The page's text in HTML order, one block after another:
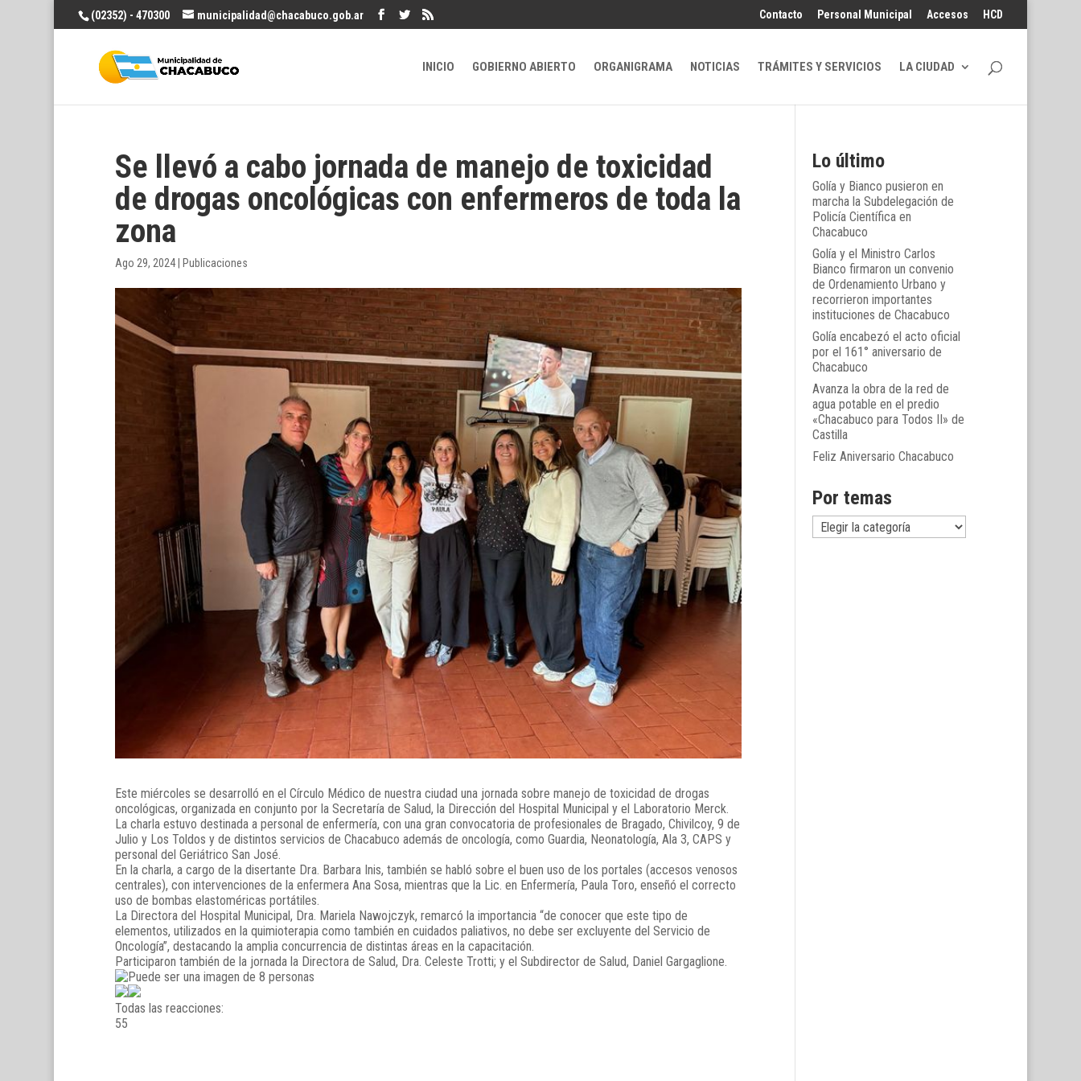
(02352) - 470300 municipalidad@chacabuco.gob.ar Contacto Personal Municipal Accesos HCD
INICIO GOBIERNO ABIERTO ORGANIGRAMA NOTICIAS TRÁMITES Y SERVICIOS LA CIUDAD
Se llevó a cabo jornada de manejo de toxicidad
de drogas oncológicas con enfermeros de toda la
zona
Ago 29, 2024| Publicaciones
Este miércoles se desarrolló en el Círculo Médico de nuestra ciudad una jornada sobre manejo de toxicidad de drogas
oncológicas, organizada en conjunto por la Secretaría de Salud, la Dirección del Hospital Municipal y el Laboratorio Merck.
La charla estuvo destinada a personal de enfermería, con una gran convocatoria de profesionales de Bragado, Chivilcoy, 9 de
Julio y Los Toldos y de distintos servicios de Chacabuco además de oncología, como Guardia, Neonatología, Ala 3, CAPS y
personal del Geriátrico San José.
En la charla, a cargo de la disertante Dra. Barbara Inis, también se habló sobre el buen uso de los portales (accesos venosos
centrales), con intervenciones de la enfermera Ana Sosa, mientras que la Lic. en Enfermería, Paula Toro, enseñó el correcto
uso de bombas elastoméricas portátiles.
La Directora del Hospital Municipal, Dra. Mariela Nawojczyk, remarcó la importancia “de conocer que este tipo de
elementos, utilizados en la quimioterapia como también en cuidados paliativos, no debe ser excluyente del Servicio de
Oncología”, destacando la amplia concurrencia de distintas áreas en la capacitación.
Participaron también de la jornada la Directora de Salud, Dra. Celeste Trotti; y el Subdirector de Salud, Daniel Gargaglione.
Todas las reacciones:
55
Lo último
Golía y Bianco pusieron en
marcha la Subdelegación de
Policía Científica en
Chacabuco
Golía y el Ministro Carlos
Bianco firmaron un convenio
de Ordenamiento Urbano y
recorrieron importantes
instituciones de Chacabuco
Golía encabezó el acto oficial
por el 161° aniversario de
Chacabuco
Avanza la obra de la red de
agua potable en el predio
«Chacabuco para Todos II» de
Castilla
Feliz Aniversario Chacabuco
Por temas
Por
temas